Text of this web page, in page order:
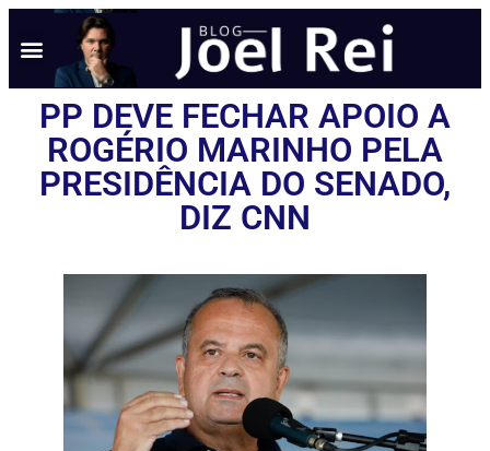
PP DEVE FECHAR APOIO A
ROGÉRIO MARINHO PELA
PRESIDÊNCIA DO SENADO,
DIZ CNN